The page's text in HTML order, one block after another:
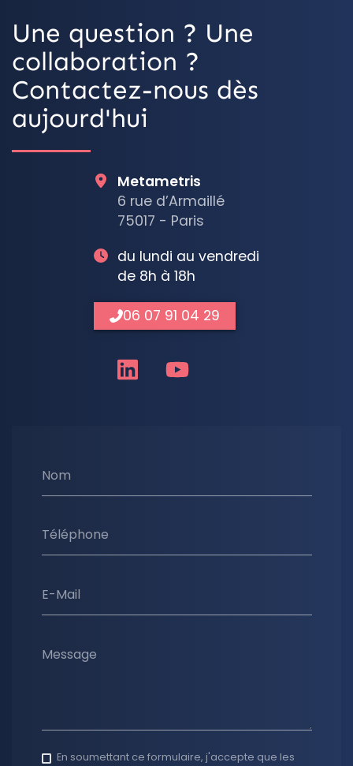
Une question ? Une
collaboration ?
Contactez-nous dès
aujourd'hui
Nom
Téléphone
E-Mail
Message
En soumettant ce formulaire, j'accepte que les
Metametris
6 rue d’Armaillé
75017 - Paris
du lundi au vendredi
de 8h à 18h
06 07 91 04 29